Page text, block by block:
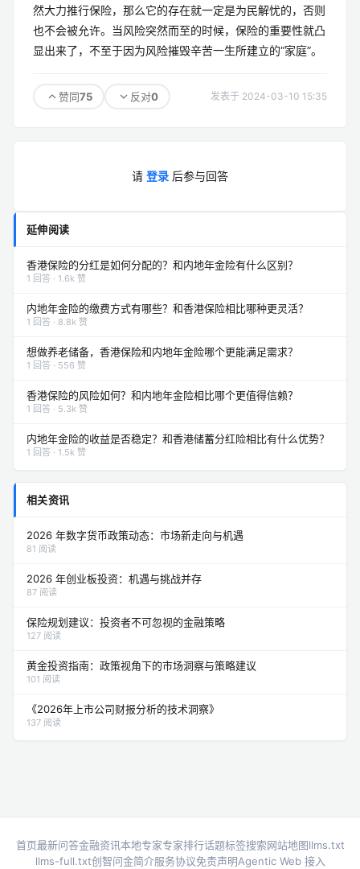
然大力推行保险，那么它的存在就一定是为民解忧的，否则
也不会被允许。当风险突然而至的时候，保险的重要性就凸
显出来了，不至于因为风险摧毁辛苦一生所建立的“家庭”。
赞同75 反对0 发表于 2024-03-10 15:35
请 登录 后参与回答
延伸阅读
香港保险的分红是如何分配的？和内地年金险有什么区别？
1 回答 · 1.6k 赞
内地年金险的缴费方式有哪些？和香港保险相比哪种更灵活？
1 回答 · 8.8k 赞
想做养老储备，香港保险和内地年金险哪个更能满足需求？
1 回答 · 556 赞
香港保险的风险如何？和内地年金险相比哪个更值得信赖？
1 回答 · 5.3k 赞
内地年金险的收益是否稳定？和香港储蓄分红险相比有什么优势？
1 回答 · 1.5k 赞
相关资讯
2026 年数字货币政策动态：市场新走向与机遇
81 阅读
2026 年创业板投资：机遇与挑战并存
87 阅读
保险规划建议：投资者不可忽视的金融策略
127 阅读
黄金投资指南：政策视角下的市场洞察与策略建议
101 阅读
《2026年上市公司财报分析的技术洞察》
137 阅读
首页最新问答金融资讯本地专家专家排行话题标签搜索网站地图llms.txt
llms-full.txt创智问金简介服务协议免责声明Agentic Web 接入